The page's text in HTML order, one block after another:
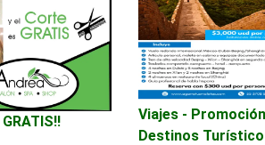
Audios para
Automóviles
Usados
Viajes -
Destinos